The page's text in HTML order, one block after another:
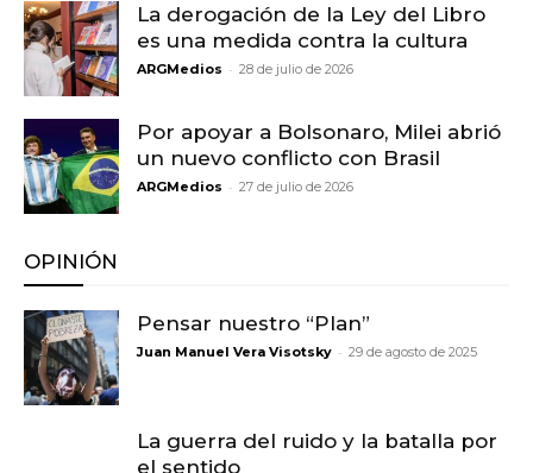
La derogación de la Ley del Libro
es una medida contra la cultura
ARGMedios - 28 de julio de 2026
Por apoyar a Bolsonaro, Milei abrió
un nuevo conflicto con Brasil
ARGMedios - 27 de julio de 2026
OPINIÓN
Pensar nuestro “Plan”
Juan Manuel Vera Visotsky - 29 de agosto de 2025
La guerra del ruido y la batalla por
el sentido